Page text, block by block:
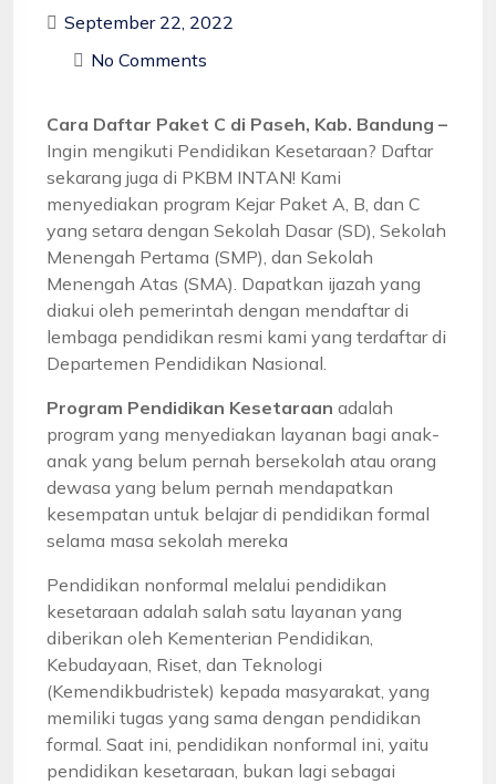
September 22, 2022
No Comments
Cara Daftar Paket C di Paseh, Kab. Bandung –
Ingin mengikuti Pendidikan Kesetaraan? Daftar
sekarang juga di PKBM INTAN! Kami
menyediakan program Kejar Paket A, B, dan C
yang setara dengan Sekolah Dasar (SD), Sekolah
Menengah Pertama (SMP), dan Sekolah
Menengah Atas (SMA). Dapatkan ijazah yang
diakui oleh pemerintah dengan mendaftar di
lembaga pendidikan resmi kami yang terdaftar di
Departemen Pendidikan Nasional.
Program Pendidikan Kesetaraan adalah
program yang menyediakan layanan bagi anak-
anak yang belum pernah bersekolah atau orang
dewasa yang belum pernah mendapatkan
kesempatan untuk belajar di pendidikan formal
selama masa sekolah mereka
Pendidikan nonformal melalui pendidikan
kesetaraan adalah salah satu layanan yang
diberikan oleh Kementerian Pendidikan,
Kebudayaan, Riset, dan Teknologi
(Kemendikbudristek) kepada masyarakat, yang
memiliki tugas yang sama dengan pendidikan
formal. Saat ini, pendidikan nonformal ini, yaitu
pendidikan kesetaraan, bukan lagi sebagai